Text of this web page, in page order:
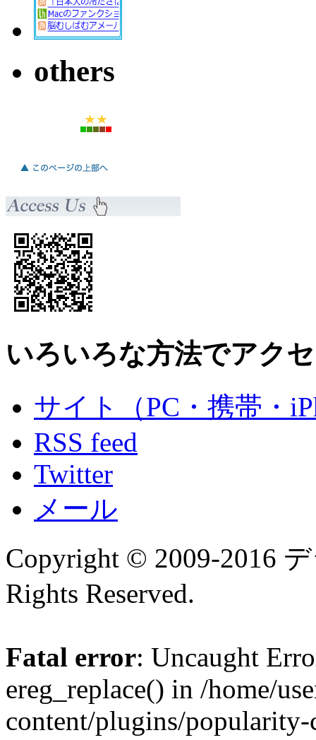
others
いろいろな方法でアク
サイト（PC・携帯・
RSS feed
Twitter
メール
Copyright © 2009-2016
Rights Reserved.
Fatal error: Uncaught
ereg_replace() in /home/
content/plugins/